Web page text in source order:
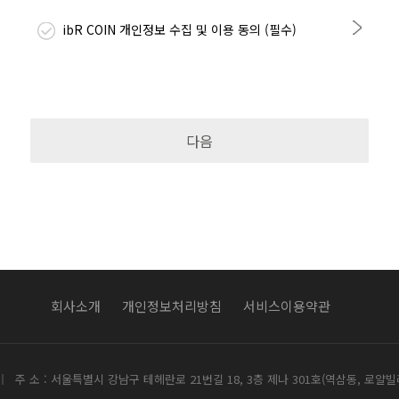
ibR COIN 개인정보 수집 및 이용 동의 (필수)
회사소개 개인정보처리방침 서비스이용약관
주 소 : 서울특별시 강남구 테헤란로 21번길 18, 3층 제나 301호(역삼동, 로얄빌